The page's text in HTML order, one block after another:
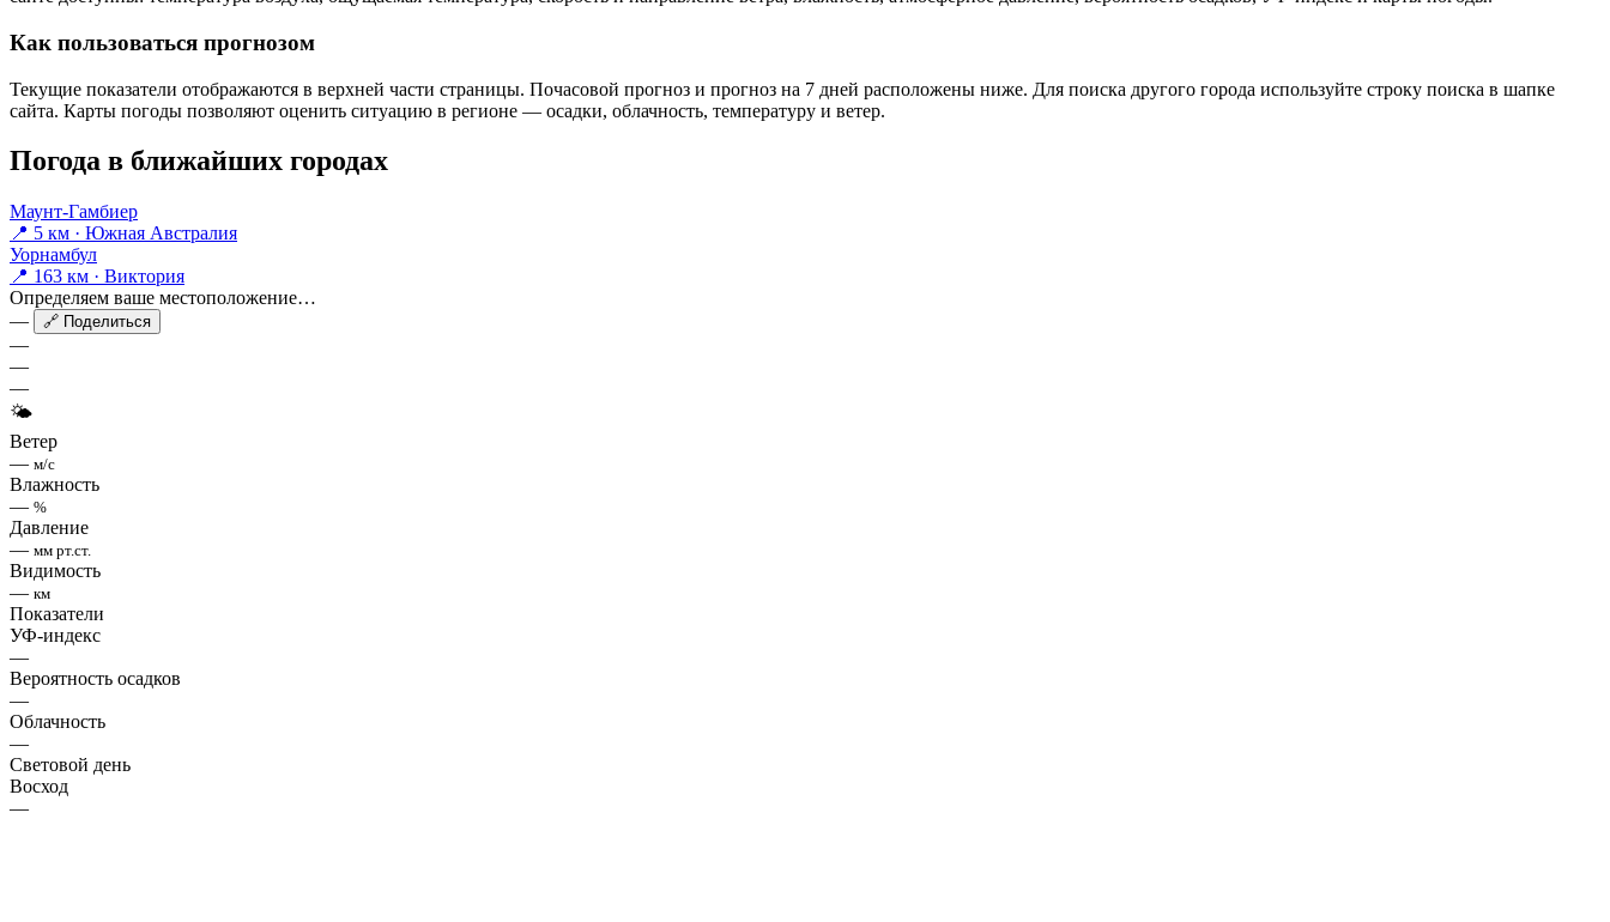
Как пользоваться прогнозом
Текущие показатели отображаются в верхней части страницы. Почасовой прогноз и прогноз на 7 дней расположены ниже. Для поиска другого города используйте строку поиска в шапке
сайта. Карты погоды позволяют оценить ситуацию в регионе — осадки, облачность, температуру и ветер.
Погода в ближайших городах
Маунт-Гамбиер
📍 5 км · Южная Австралия
Уорнамбул
📍 163 км · Виктория
Определяем ваше местоположение…
—
🔗 Поделиться
—
—
—
🌤
Ветер
— м/с
Влажность
— %
Давление
— мм рт.ст.
Видимость
— км
Показатели
УФ-индекс
—
Вероятность осадков
—
Облачность
—
Световой день
Восход
—